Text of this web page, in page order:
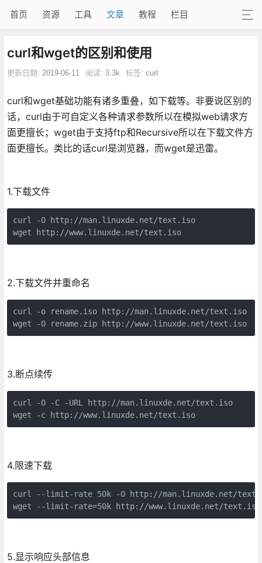
首页 资源 工具 文章 教程 栏目
curl和wget的区别和使用
更新日期: 2019-06-11 阅读: 3.3k 标签: curl
curl和wget基础功能有诸多重叠，如下载等。非要说区别的
话，curl由于可自定义各种请求参数所以在模拟web请求方
面更擅长；wget由于支持ftp和Recursive所以在下载文件方
面更擅长。类比的话curl是浏览器，而wget是迅雷。
1.下载文件
curl -O http://man.linuxde.net/text.iso
wget http://www.linuxde.net/text.iso
2.下载文件并重命名
curl -o rename.iso http://man.linuxde.net/text.iso
wget -O rename.zip http://www.linuxde.net/text.iso
3.断点续传
curl -O -C -URL http://man.linuxde.net/text.iso
wget -c http://www.linuxde.net/text.iso
4.限速下载
curl --limit-rate 50k -O http://man.linuxde.net/
wget --limit-rate=50k http://www.linuxde.net/text.iso
5.显示响应头部信息